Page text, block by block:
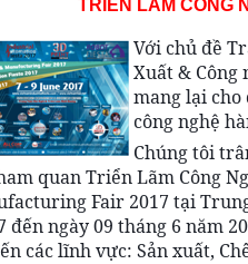
TRIỄN LÃM CÔNG
Với chủ đề
Xuất & Công
mang lại
công nghệ
Chúng tôi
quan Triển Lãm Công
Fair 2017 tại
đến ngày 09 tháng 6 năm
các lĩnh vực: Sản xuất,